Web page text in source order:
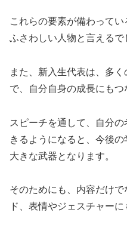
これらの要素が備わって
ふさわしい人物と言えるで
また、新入生代表は、多
で、自分自身の成長にもつ
スピーチを通して、自分
きるようになると、今後
大きな武器となります。
そのためにも、内容だけ
ド、表情やジェスチャー